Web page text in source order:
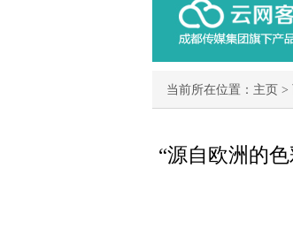
当前所在位置： 主页 >
“源自欧洲的